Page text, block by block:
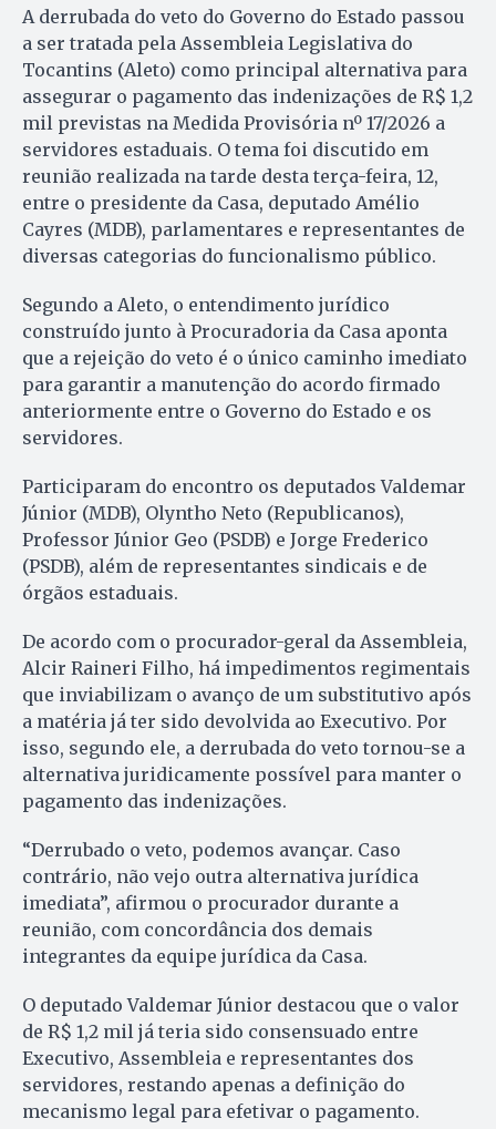
A derrubada do veto do Governo do Estado passou
a ser tratada pela Assembleia Legislativa do
Tocantins (Aleto) como principal alternativa para
assegurar o pagamento das indenizações de R$ 1,2
mil previstas na Medida Provisória nº 17/2026 a
servidores estaduais. O tema foi discutido em
reunião realizada na tarde desta terça-feira, 12,
entre o presidente da Casa, deputado Amélio
Cayres (MDB), parlamentares e representantes de
diversas categorias do funcionalismo público.
Segundo a Aleto, o entendimento jurídico
construído junto à Procuradoria da Casa aponta
que a rejeição do veto é o único caminho imediato
para garantir a manutenção do acordo firmado
anteriormente entre o Governo do Estado e os
servidores.
Participaram do encontro os deputados Valdemar
Júnior (MDB), Olyntho Neto (Republicanos),
Professor Júnior Geo (PSDB) e Jorge Frederico
(PSDB), além de representantes sindicais e de
órgãos estaduais.
De acordo com o procurador-geral da Assembleia,
Alcir Raineri Filho, há impedimentos regimentais
que inviabilizam o avanço de um substitutivo após
a matéria já ter sido devolvida ao Executivo. Por
isso, segundo ele, a derrubada do veto tornou-se a
alternativa juridicamente possível para manter o
pagamento das indenizações.
“Derrubado o veto, podemos avançar. Caso
contrário, não vejo outra alternativa jurídica
imediata”, afirmou o procurador durante a
reunião, com concordância dos demais
integrantes da equipe jurídica da Casa.
O deputado Valdemar Júnior destacou que o valor
de R$ 1,2 mil já teria sido consensuado entre
Executivo, Assembleia e representantes dos
servidores, restando apenas a definição do
mecanismo legal para efetivar o pagamento.